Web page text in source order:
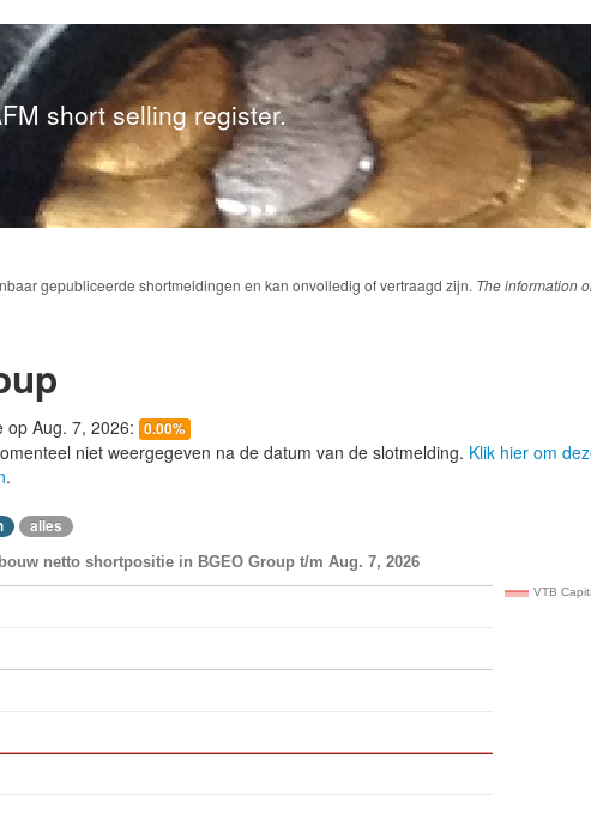
short selling register.
gepubliceerde shortmeldingen en kan onvolledig of vertraagd zijn. The information
op Aug. 7, 2026: 0.00%
niet weergegeven na de datum van de slotmelding. Klik hier om
.
alles
netto shortpositie in BGEO Group t/m Aug. 7, 2026
VTB